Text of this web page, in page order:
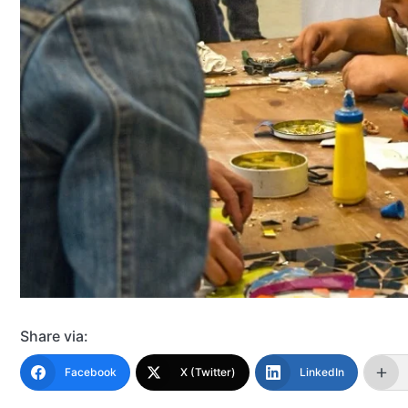
Share via:
Facebook X (Twitter) LinkedIn